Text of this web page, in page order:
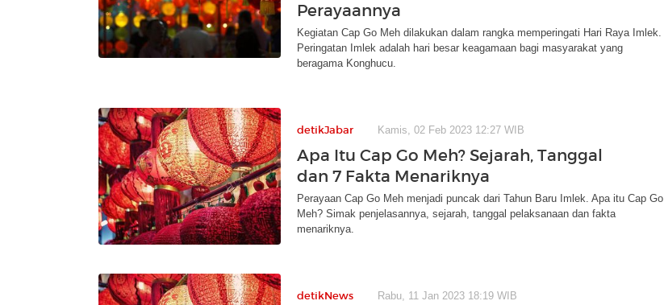
Perayaannya
Kegiatan Cap Go Meh dilakukan dalam rangka memperingati Hari Raya Imlek.
Peringatan Imlek adalah hari besar keagamaan bagi masyarakat yang
beragama Konghucu.
detikJabar Kamis, 02 Feb 2023 12:27 WIB
Apa Itu Cap Go Meh? Sejarah, Tanggal
dan 7 Fakta Menariknya
Perayaan Cap Go Meh menjadi puncak dari Tahun Baru Imlek. Apa itu Cap Go
Meh? Simak penjelasannya, sejarah, tanggal pelaksanaan dan fakta
menariknya.
detikNews Rabu, 11 Jan 2023 18:19 WIB